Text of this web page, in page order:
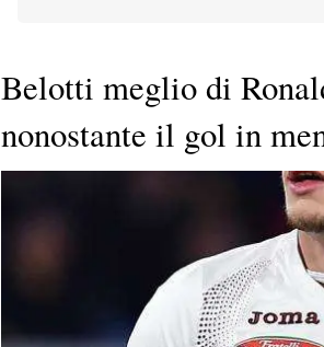
Belotti meglio di
nonostante il gol in